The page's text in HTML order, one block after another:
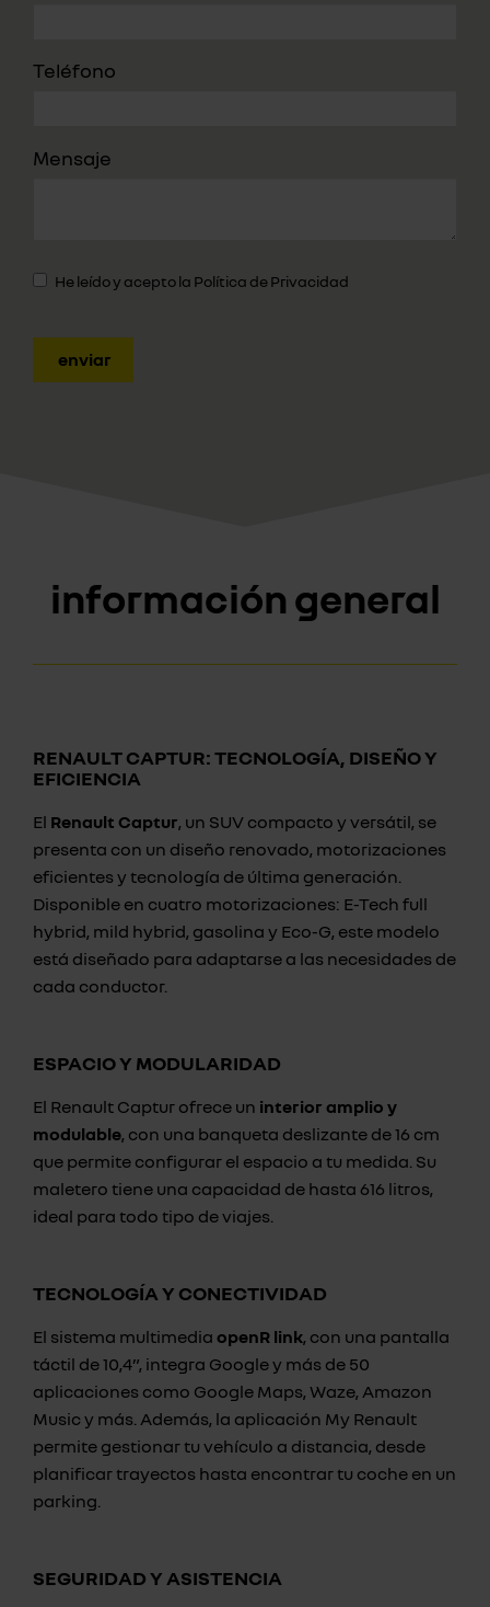
Teléfono
Mensaje
He leído y acepto la Política de Privacidad
enviar
información general
RENAULT CAPTUR: TECNOLOGÍA, DISEÑO Y
EFICIENCIA
El Renault Captur, un SUV compacto y versátil, se
presenta con un diseño renovado, motorizaciones
eficientes y tecnología de última generación.
Disponible en cuatro motorizaciones: E-Tech full
hybrid, mild hybrid, gasolina y Eco-G, este modelo
está diseñado para adaptarse a las necesidades de
cada conductor.
ESPACIO Y MODULARIDAD
El Renault Captur ofrece un interior amplio y
modulable, con una banqueta deslizante de 16 cm
que permite configurar el espacio a tu medida. Su
maletero tiene una capacidad de hasta 616 litros,
ideal para todo tipo de viajes.
TECNOLOGÍA Y CONECTIVIDAD
El sistema multimedia openR link, con una pantalla
táctil de 10,4”, integra Google y más de 50
aplicaciones como Google Maps, Waze, Amazon
Music y más. Además, la aplicación My Renault
permite gestionar tu vehículo a distancia, desde
planificar trayectos hasta encontrar tu coche en un
parking.
SEGURIDAD Y ASISTENCIA